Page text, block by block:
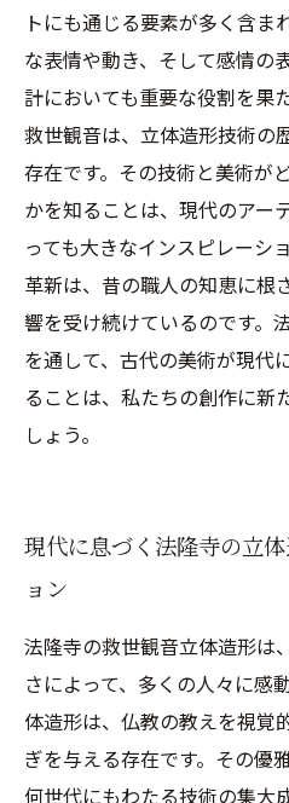
トにも通じる要素が多く含ま
な表情や動き、そして感情の
計においても重要な役割を果
救世観音は、立体造形技術の
存在です。その技術と美術が
かを知ることは、現代のアー
っても大きなインスピレーシ
革新は、昔の職人の知恵に根
響を受け続けているのです。
を通して、古代の美術が現代
ることは、私たちの創作に新
しょう。
現代に息づく法隆寺の立
ョン
法隆寺の救世観音立体造形は
さによって、多くの人々に感
体造形は、仏教の教えを視覚
ぎを与える存在です。その優
何世代にもわたる技術の集大